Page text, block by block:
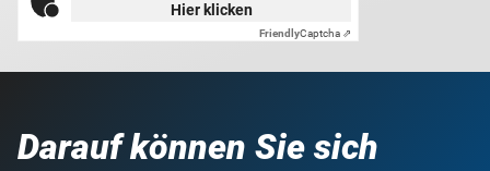
Hier klicken
FriendlyCaptcha ⇗
Darauf können Sie sich